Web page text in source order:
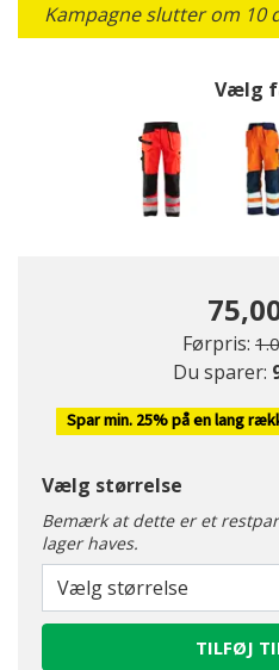
Kampagne slutter om 10
Vælg
Førpris:
Du sparer:
Spar min. 25% på en lang
Vælg størrelse
Bemærk at dette er et
lager haves.
Vælg størrelse
TILFØJ